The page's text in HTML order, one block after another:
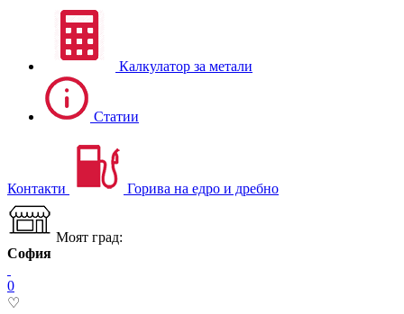
Калкулатор за метали
Статии
Контакти Горива на едро и дребно
Моят град:
София
0
♡